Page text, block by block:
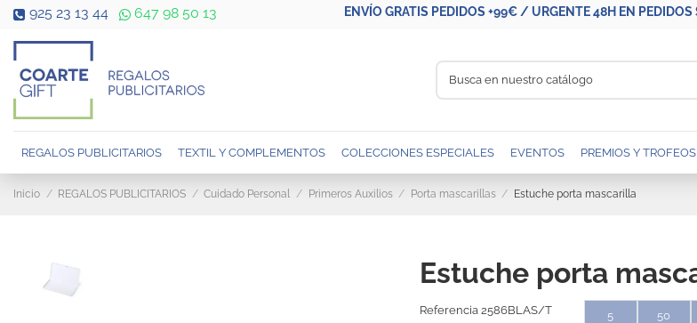
925 23 13 44 647 98 50 13 ENVÍO GRATIS PEDIDOS +99€ / URGENTE 48H EN
REGALOS PUBLICITARIOS TEXTIL Y COMPLEMENTOS COLECCIONES ESPECIALES EVENTOS PREMIOS Y TROFEOS
Inicio REGALOS PUBLICITARIOS Cuidado Personal Primeros Auxilios Porta mascarillas Estuche porta mascarilla
Estuche porta
Referencia 2586BLAS/T 5 50